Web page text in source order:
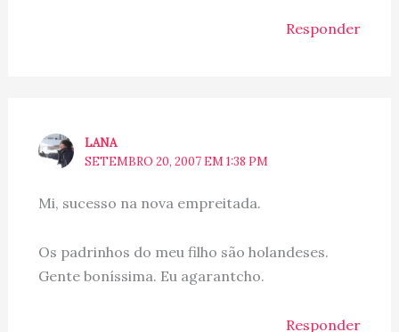
Responder
LANA
SETEMBRO 20, 2007 EM 1:38 PM
Mi, sucesso na nova empreitada.
Os padrinhos do meu filho são holandeses.
Gente boníssima. Eu agarantcho.
Responder